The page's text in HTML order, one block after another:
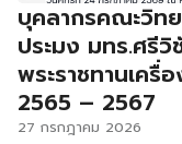
บุคลากรคณะวิทย
ประมง มทร.ศรี
พระราชทานเครื่
2565 – 2567
27 กรกฎาคม 2026